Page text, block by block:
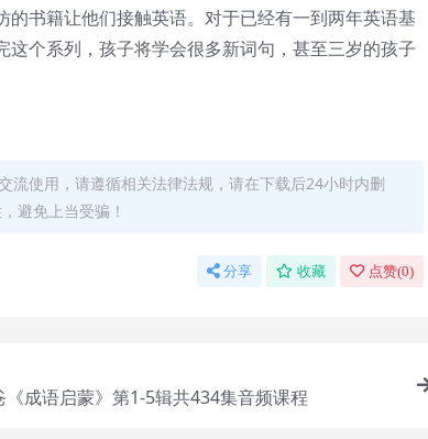
书籍让他们接触英语。对于已经有一到两年英语基
个系列，孩子将学会很多新词句，甚至三岁的孩子
流使用，请遵循相关法律法规，请在下载后24小时内删
避免上当受骗！
分享 收藏 点赞(0)
《成语启蒙》第1-5辑共434集音频课程